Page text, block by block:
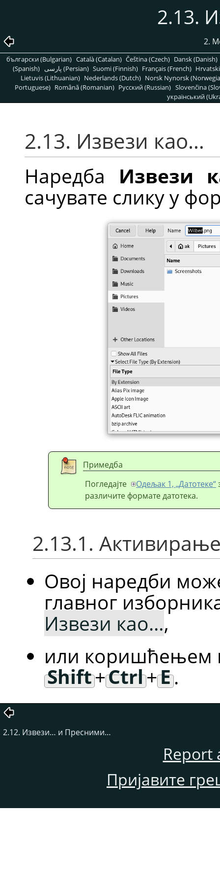
2.13.
2.
български (Bulgarian) Català (Catalan) Čeština (Czech) Dansk (Danish)
(Spanish)
پارسی (Persian) Suomi (Finnish) Français (French)
Lietuvis (Lithuanian) Nederlands (Dutch) Norsk Nynorsk
Portuguese) Română (Romanian) Pусский (Russian) Slovenčina
український
2.13. Извези као…
Наредба Извези
сачувате слику у
Примедба
Погледајте
Одељак 1, „Датотеке“
различите формате датотека.
2.13.1.
Овој наредби
главног
Извези као…,
или коришћењем
Shift+Ctrl+E.
2.12. Извези… и Пресними…
Report
Пријавите